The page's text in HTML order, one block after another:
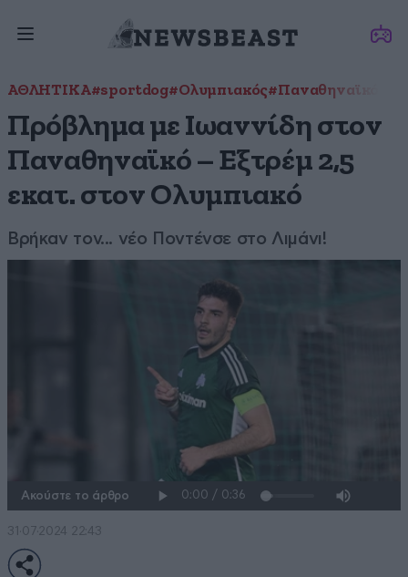
ΑΘΛΗΤΙΚΑ#sportdog#Ολυμπιακός#Παναθηναϊκός
Πρόβλημα με Ιωαννίδη στον
Παναθηναϊκό – Εξτρέμ 2,5
εκατ. στον Ολυμπιακό
Βρήκαν τον... νέο Ποντένσε στο Λιμάνι!
Ακούστε το άρθρο
31·07·2024 22:43